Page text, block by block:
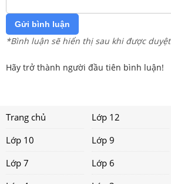
Gửi bình luận
*Bình luận sẽ hiển thị sau khi được duyệt
Hãy trở thành người đầu tiên bình luận!
Trang chủ Lớp 12
Lớp 10
Lớp 9
Lớp 7
Lớp 6